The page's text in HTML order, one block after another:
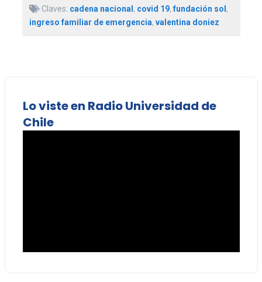
Claves: cadena nacional, covid 19,fundación sol,
ingreso familiar de emergencia, valentina doniez
Lo viste en Radio Universidad de
Chile